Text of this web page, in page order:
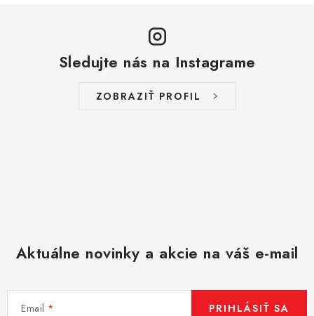
Sledujte nás na Instagrame
ZOBRAZIŤ PROFIL
Aktuálne novinky a akcie na váš e-mail
Email PRIHLÁSIŤ SA